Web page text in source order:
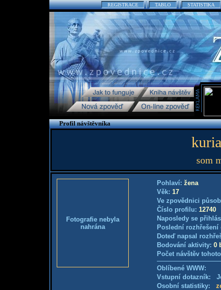
REGISTRACE TABLO STATISTIKA
Profil návštěvníka
som
Fotografie nebyla
nahrána
Pohlaví: žena
Věk: 17
Ve zpovědnici
Číslo profilu: 12740
Naposledy se
Poslední
Doteď napsal
Bodování aktivity: 0
Počet návštěv
Oblíbené WWW:
Vstupní dotazník:
Osobní statistiky: